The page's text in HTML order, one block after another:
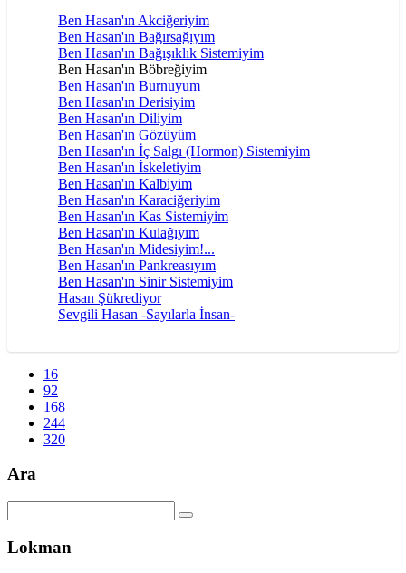
Ben Hasan'ın Akciğeriyim
Ben Hasan'ın Bağırsağıyım
Ben Hasan'ın Bağışıklık Sistemiyim
Ben Hasan'ın Böbreğiyim
Ben Hasan'ın Burnuyum
Ben Hasan'ın Derisiyim
Ben Hasan'ın Diliyim
Ben Hasan'ın Gözüyüm
Ben Hasan'ın İç Salgı (Hormon) Sistemiyim
Ben Hasan'ın İskeletiyim
Ben Hasan'ın Kalbiyim
Ben Hasan'ın Karaciğeriyim
Ben Hasan'ın Kas Sistemiyim
Ben Hasan'ın Kulağıyım
Ben Hasan'ın Midesiyim!...
Ben Hasan'ın Pankreasıyım
Ben Hasan'ın Sinir Sistemiyim
Hasan Şükrediyor
Sevgili Hasan -Sayılarla İnsan-
16
92
168
244
320
Ara
Lokman